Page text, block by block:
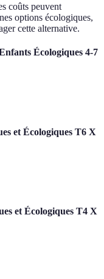
coûts peuvent
options écologiques,
cette alternative.
Écologiques 4-7
et Écologiques T6 X
et Écologiques T4 X